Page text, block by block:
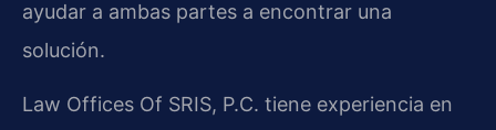
ayudar a ambas partes a encontrar una
solución.
Law Offices Of SRIS, P.C. tiene experiencia en